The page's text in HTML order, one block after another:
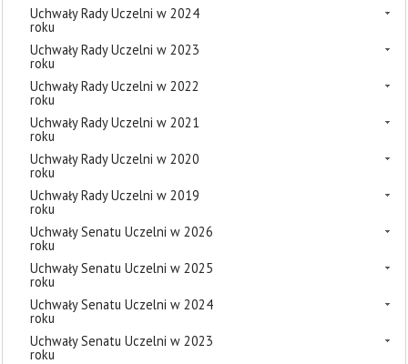
Uchwały Rady Uczelni w 2024
roku
Uchwały Rady Uczelni w 2023
roku
Uchwały Rady Uczelni w 2022
roku
Uchwały Rady Uczelni w 2021
roku
Uchwały Rady Uczelni w 2020
roku
Uchwały Rady Uczelni w 2019
roku
Uchwały Senatu Uczelni w 2026
roku
Uchwały Senatu Uczelni w 2025
roku
Uchwały Senatu Uczelni w 2024
roku
Uchwały Senatu Uczelni w 2023
roku